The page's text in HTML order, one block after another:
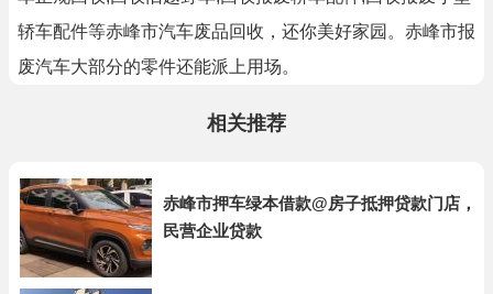
轿车配件等赤峰市汽车废品回收，还你美好家园。赤峰市报
废汽车大部分的零件还能派上用场。
相关推荐
赤峰市押车绿本借款@房子抵押贷款门店，
民营企业贷款